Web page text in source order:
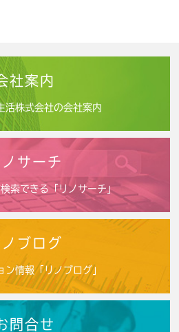
社案内
活株式会社の会社案内
ノサーチ
索できる「リノサーチ」
ノブログ
ン情報「リノブログ」
問合せ